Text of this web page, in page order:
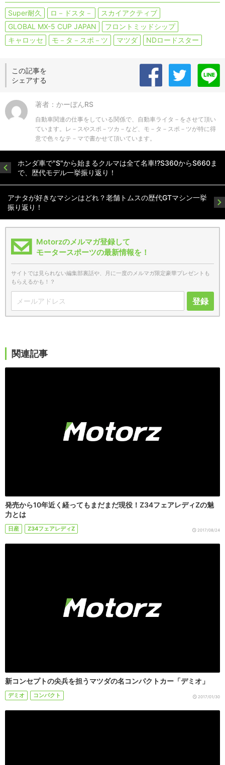
Super耐久 ロ－ドスタ－
スカイアクティブ
GLOBAL MX-5 CUP JAPAN
フロントミッドシップ
キャロッセ
モ－タ－スポ－ツ マツダ NDロードスター
この記事を
シェアする
著者：かーぼんRS
自動車関連の仕事をしている関係で、自動車ライタ－をさせて頂い
ています。レ－スやスポ－ツカ－など、モ－タ－スポ－ツが特に得
意で色々なテ－マで書かせて頂いています。
ホンダ車で"S"から始まるクルマは全て名車!?S360からS660ま
で、歴代モデル一挙振り返り！
アナタが好きなマシンはどれ？老舗トムスの歴代GTマシン一挙
振り返り！
Motorzのメルマガ登録して
モータースポーツの最新情報を！
サイトでは見られない編集部裏話や、月に一度のメルマガ限定豪華プレゼントも
もらえるかも！？
登録
関連記事
発売から10年近く経ってもまだまだ現役！Z34フェアレディZの魅
力とは
日産 Z34フェアレディZ 2017/08/24
新コンセプトの尖兵を担うマツダの名コンパクトカー「デミオ」
デミオ コンパクト 2017/01/30